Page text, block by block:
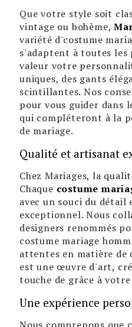
Que votre style soit
vintage ou bohème,
variété d'costume
s'adaptent à toutes les
valeur votre
uniques, des gants
scintillantes. Nos
pour vous guider dans
qui compléteront à la
de mariage.
Qualité et artisanat
Chez Mariages, la
Chaque costume
avec un souci du détail
exceptionnel. Nous
designers renommés
costume mariage
attentes en matière de
est une œuvre d'art,
touche de grâce à
Une expérience